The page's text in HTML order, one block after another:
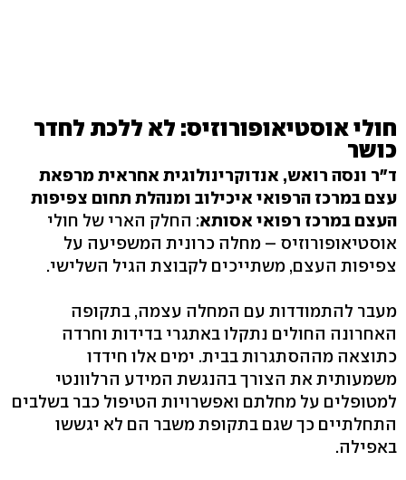
חולי אוסטיאופורוזיס: לא ללכת לחדר
כושר
ד"ר ונסה רואש, אנדוקרינולוגית אחראית מרפאת
עצם במרכז הרפואי איכילוב ומנהלת תחום צפיפות
העצם במרכז רפואי אסותא: החלק הארי של חולי
אוסטיאופורוזיס – מחלה כרונית המשפיעה על
צפיפות העצם, משתייכים לקבוצת הגיל השלישי.
מעבר להתמודדות עם המחלה עצמה, בתקופה
האחרונה החולים נתקלו באתגרי בדידות וחרדה
כתוצאה מההסתגרות בבית. ימים אלו חידדו
משמעותית את הצורך בהנגשת המידע הרלוונטי
למטופלים על מחלתם ואפשרויות הטיפול כבר בשלבים
התחלתיים כך שגם בתקופת משבר הם לא יגששו
באפילה.